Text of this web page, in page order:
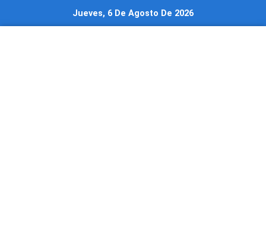
Jueves, 6 De Agosto De 2026